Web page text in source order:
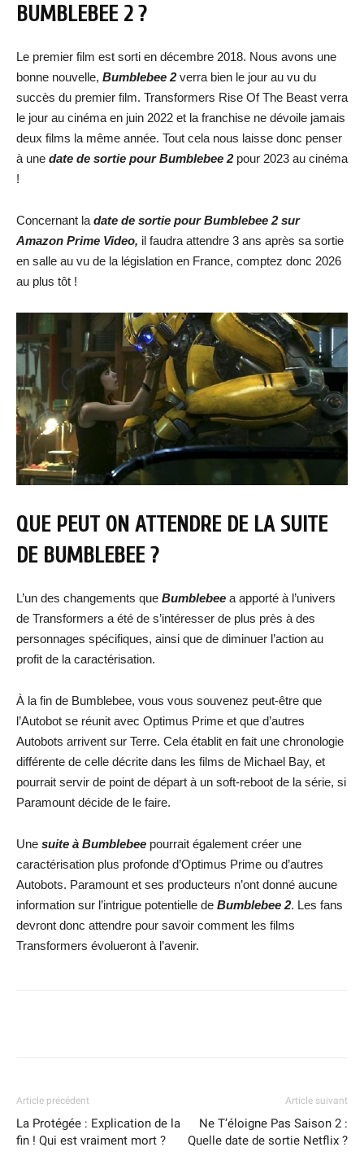
BUMBLEBEE 2 ?
Le premier film est sorti en décembre 2018. Nous avons une
bonne nouvelle, Bumblebee 2verra bien le jour au vu du
succès du premier film. Transformers Rise Of The Beast verra
le jour au cinéma en juin 2022 et la franchise ne dévoile jamais
deux films la même année. Tout cela nous laisse donc penser
à une date de sortie pour Bumblebee 2pour 2023 au cinéma
!
Concernant la date de sortie pour Bumblebee 2 sur
Amazon Prime Video, il faudra attendre 3 ans après sa sortie
en salle au vu de la législation en France, comptez donc 2026
au plus tôt !
QUE PEUT ON ATTENDRE DE LA SUITE
DE BUMBLEBEE ?
L’un des changements que Bumblebee a apporté à l’univers
de Transformers a été de s’intéresser de plus près à des
personnages spécifiques, ainsi que de diminuer l’action au
profit de la caractérisation.
À la fin de Bumblebee, vous vous souvenez peut-être que
l’Autobot se réunit avec Optimus Prime et que d’autres
Autobots arrivent sur Terre. Cela établit en fait une chronologie
différente de celle décrite dans les films de Michael Bay, et
pourrait servir de point de départ à un soft-reboot de la série, si
Paramount décide de le faire.
Une suite à Bumblebee pourrait également créer une
caractérisation plus profonde d’Optimus Prime ou d’autres
Autobots. Paramount et ses producteurs n’ont donné aucune
information sur l’intrigue potentielle de Bumblebee 2. Les fans
devront donc attendre pour savoir comment les films
Transformers évolueront à l’avenir.
Article précédent
La Protégée : Explication de la
fin ! Qui est vraiment mort ?
Article suivant
Ne T’éloigne Pas Saison 2 :
Quelle date de sortie Netflix ?